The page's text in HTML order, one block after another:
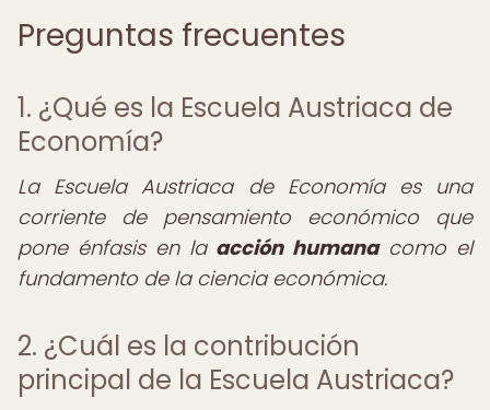
Preguntas frecuentes
1. ¿Qué es la Escuela Austriaca de
Economía?
La Escuela Austriaca de Economía es una
corriente de pensamiento económico que
pone énfasis en la acción humanacomo el
fundamento de la ciencia económica.
2. ¿Cuál es la contribución
principal de la Escuela Austriaca?